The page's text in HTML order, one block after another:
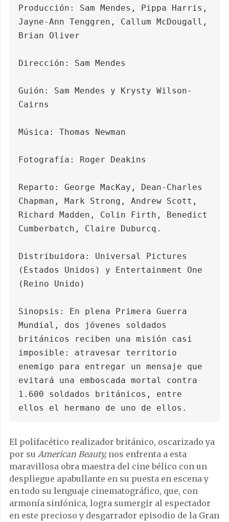
Producción: Sam Mendes, Pippa Harris,
Jayne-Ann Tenggren, Callum McDougall,
Brian Oliver
Dirección: Sam Mendes
Guión: Sam Mendes y Krysty Wilson-
Cairns
Música: Thomas Newman
Fotografía: Roger Deakins
Reparto: George MacKay, Dean-Charles
Chapman, Mark Strong, Andrew Scott,
Richard Madden, Colin Firth, Benedict
Cumberbatch, Claire Duburcq.
Distribuidora: Universal Pictures
(Estados Unidos) y Entertainment One
(Reino Unido)
Sinopsis: En plena Primera Guerra
Mundial, dos jóvenes soldados
británicos reciben una misión casi
imposible: atravesar territorio
enemigo para entregar un mensaje que
evitará una emboscada mortal contra
1.600 soldados británicos, entre
ellos el hermano de uno de ellos.
El polifacético realizador británico, oscarizado ya
por su American Beauty,nos enfrenta a esta
maravillosa obra maestra del cine bélico con un
despliegue apabullante en su puesta en escena y
en todo su lenguaje cinematográfico, que, con
armonía sinfónica, logra sumergir al espectador
en este precioso y desgarrador episodio de la Gran